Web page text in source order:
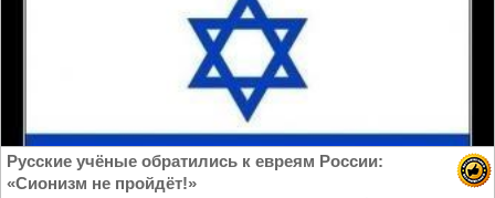
Русские учёные обратились к евреям России:
«Сионизм не пройдёт!»